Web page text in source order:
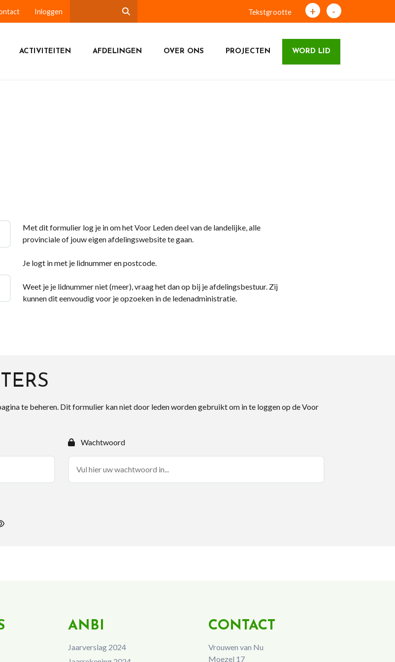
Inloggen Tekstgrootte + -
ACTIVITEITEN AFDELINGEN OVER ONS PROJECTEN WORD LID
Met dit formulier log je in om het Voor Leden deel van de landelijke, alle
provinciale of jouw eigen afdelingswebsite te gaan.
Je logt in met je lidnummer en postcode.
Weet je je lidnummer niet (meer), vraag het dan op bij je afdelingsbestuur. Zij
kunnen dit eenvoudig voor je opzoeken in de ledenadministratie.
te beheren. Dit formulier kan niet door leden worden gebruikt om in te loggen op de Voor
Wachtwoord
ANBI
Jaarverslag 2024
CONTACT
Vrouwen van Nu
Moezel 17